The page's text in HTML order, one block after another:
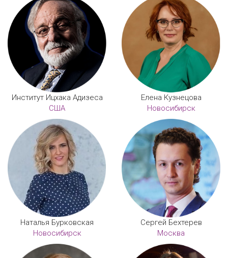
Институт Ицхака Адизеса
США
Елена Кузнецова
Новосибирск
Наталья Бурковская
Новосибирск
Сергей Бехтерев
Москва